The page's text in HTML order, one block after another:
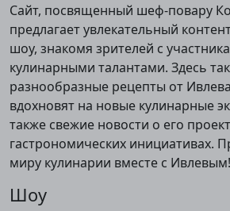
Сайт, посвященный шеф-повару
предлагает увлекательный
шоу, знакомя зрителей с
кулинарными талантами. Здесь
разнообразные рецепты от
вдохновят на новые кулинарные
также свежие новости о его
гастрономических инициативах.
миру кулинарии вместе с Ивлевым!
Шоу